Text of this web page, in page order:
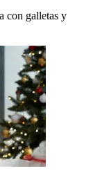
con galletas y